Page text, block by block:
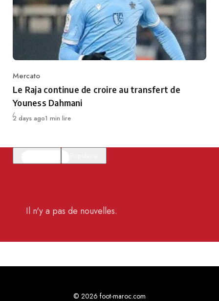
Category
Mercato
Le Raja continue de croire au transfert de
Youness Dahmani
Publié
2 days ago1 min lire
Il n'y a pas de nouvelles.
© 2026 foot-maroc.com